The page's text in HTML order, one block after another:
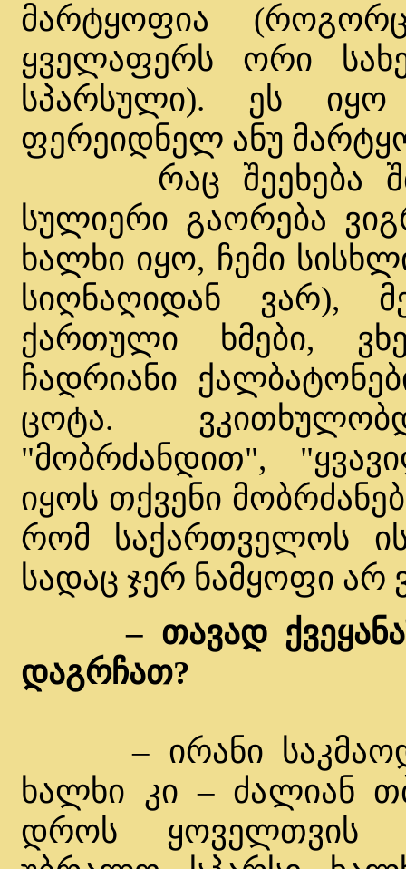
მარტყოფია
ყველაფერს ორი
სპარსული). ეს
ფერეიდნელ ანუ
რაც შეეხება
სულიერი გაორება
ხალხი იყო, ჩემი
სიღნაღიდან ვარ),
ქართული ხმები,
ჩადრიანი
ცოტა.
"მობრძანდით",
იყოს თქვენი
რომ საქართველოს
სადაც ჯერ ნამყოფი არ
– თავად
დაგრჩათ?
– ირანი საკმაოდ
ხალხი კი – ძალიან
დროს ყოველთვის